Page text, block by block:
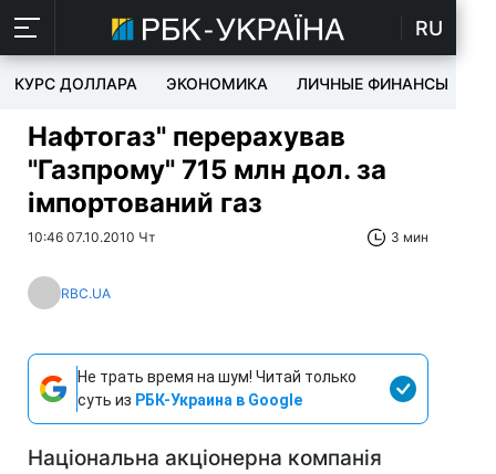
RU
КУРС ДОЛЛАРА ЭКОНОМИКА ЛИЧНЫЕ ФИНАНСЫ
Нафтогаз" перерахував
"Газпрому" 715 млн дол. за
імпортований газ
10:46 07.10.2010 Чт 3 мин
RBC.UA
Не трать время на шум! Читай только
суть из РБК-Украина в Google
Національна акціонерна компанія